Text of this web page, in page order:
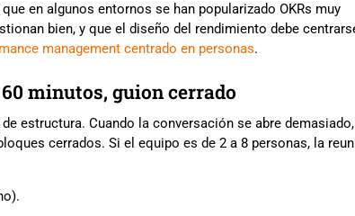
en algunos entornos se han popularizado OKRs muy
bien, y que el diseño del rendimiento debe
management centrado en personas.
minutos, guion cerrado
estructura. Cuando la conversación se abre
cerrados. Si el equipo es de 2 a 8 personas, la